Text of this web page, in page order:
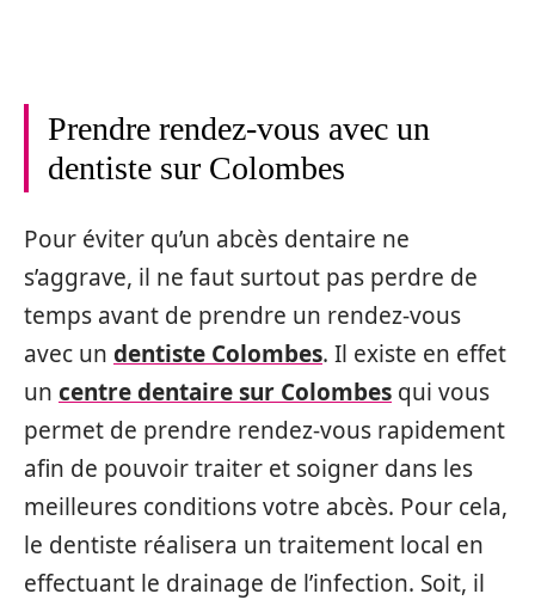
Prendre rendez-vous avec un
dentiste sur Colombes
Pour éviter qu’un abcès dentaire ne
s’aggrave, il ne faut surtout pas perdre de
temps avant de prendre un rendez-vous
avec un dentiste Colombes. Il existe en effet
un centre dentaire sur Colombes qui vous
permet de prendre rendez-vous rapidement
afin de pouvoir traiter et soigner dans les
meilleures conditions votre abcès. Pour cela,
le dentiste réalisera un traitement local en
effectuant le drainage de l’infection. Soit, il